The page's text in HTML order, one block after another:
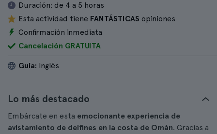
Duración: de 4 a 5 horas
Esta actividad tiene FANTÁSTICAS opiniones
Confirmación inmediata
Cancelación GRATUITA
Guía: Inglés
Lo más destacado
Embárcate en esta emocionante experiencia de
avistamiento de delfines en la costa de Omán. Gracias a